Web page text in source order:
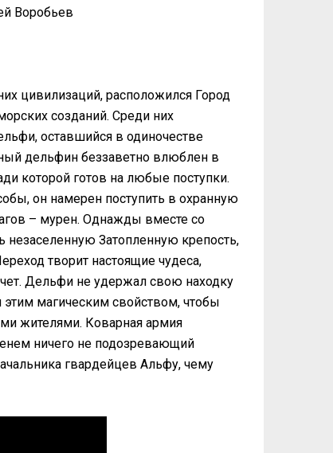
Воробьев
цивилизаций, расположился Город
созданий. Среди них
оставшийся в одиночестве
дельфин беззаветно влюблен в
которой готов на любые поступки.
он намерен поступить в охранную
– мурен. Однажды вместе со
незаселенную Затопленную крепость,
творит настоящие чудеса,
Дельфи не удержал свою находку
магическим свойством, чтобы
жителями. Коварная армия
ничего не подозревающий
гвардейцев Альфу, чему